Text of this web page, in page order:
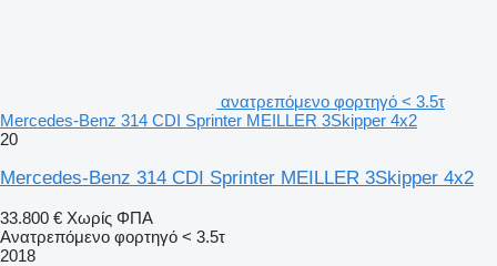
ανατρεπόμενο φορτηγό < 3.5τ
Mercedes-Benz 314 CDI Sprinter MEILLER 3Skipper 4x2
20
Mercedes-Benz 314 CDI Sprinter MEILLER 3Skipper 4x2
33.800 € Χωρίς ΦΠΑ
Ανατρεπόμενο φορτηγό < 3.5τ
2018